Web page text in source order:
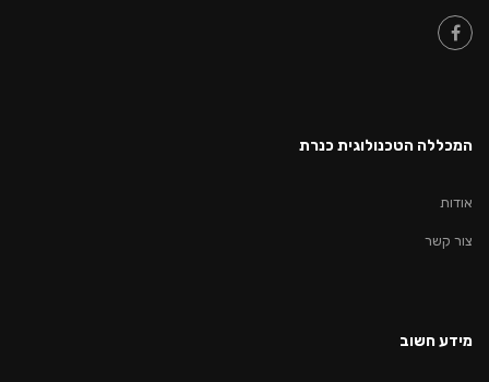
המכללה הטכנולוגית כנרת
אודות
צור קשר
מידע חשוב